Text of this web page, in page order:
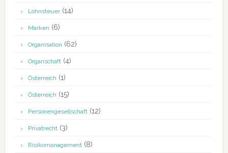
Lohnsteuer(14)
Marken (6)
Organisation (62)
Organschaft(4)
Österreich (1)
Österreich (15)
Personengesellschaft(12)
Privatrecht(3)
Risikomanagement(8)